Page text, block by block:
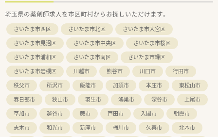
埼玉県の薬剤師求人を市区町村からお探しいただけます。
さいたま市西区 さいたま市北区
さいたま市大宮区
さいたま市見沼区
さいたま市中央区
さいたま市桜区
さいたま市浦和区
さいたま市南区
さいたま市緑区
さいたま市岩槻区
川越市 熊谷市 川口市
行田市
秩父市
所沢市 飯能市 加須市 本庄市
東松山市
春日部市
狭山市 羽生市 鴻巣市 深谷市
上尾市
草加市
越谷市 蕨市 戸田市 入間市
朝霞市
志木市
和光市 新座市 桶川市 久喜市
北本市